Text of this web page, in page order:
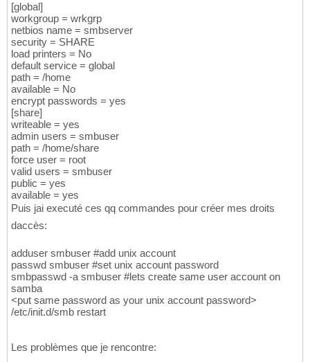
[global]
workgroup = wrkgrp
netbios name = smbserver
security = SHARE
load printers = No
default service = global
path = /home
available = No
encrypt passwords = yes
[share]
writeable = yes
admin users = smbuser
path = /home/share
force user = root
valid users = smbuser
public = yes
available = yes
Puis jai executé ces qq commandes pour créer mes droits
daccès:
adduser smbuser #add unix account
passwd smbuser #set unix account password
smbpasswd -a smbuser #lets create same user account on
samba
<put same password as your unix account password>
/etc/init.d/smb restart
Les problèmes que je rencontre: